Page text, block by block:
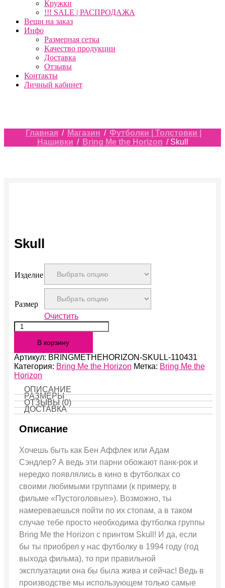
Кружки
!!! SALE | РАСПРОДАЖА
Вещи на заказ
Инфо
Размерная сетка
Качество продукции
Доставка
Отзывы
Контакты
Личный кабинет
Главная / Магазин / Футболки | Толстовки |
Нашивки / Bring Me the Horizon / Skull
Skull
Изделие
Размер
Очистить
Количество
Skull
В корзину
Артикул: BRINGMETHEHORIZON-SKULL-110431
Категория: Bring Me the Horizon Метка: Bring Me the
Horizon
ОПИСАНИЕ
РАЗМЕРЫ
ОТЗЫВЫ (0)
ДОСТАВКА
Описание
Хочешь быть как Бен Аффлек или Адам
Сэндлер? А ведь эти парни обожают панк-рок и
нередко появлялись в кино в футболках со
своими любимыми группами (к примеру, в
фильме «Пустоголовые»). Возможно, ты
намереваешься пойти по их стопам, а в таком
случае тебе просто необходима футболка группы
Bring Me the Horizon с принтом Skull! И да, если
бы ты приобрел у нас футболку в 1994 году (год
выхода фильма), то при правильной
эксплуатации она бы была жива и сейчас! Ведь в
производстве мы использующем только самые